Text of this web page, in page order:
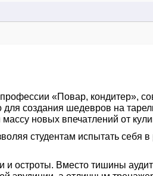
«Повар, кондитер»,
создания шедевров на
новых впечатлений от
студентам испытать себя
остроты. Вместо тишины